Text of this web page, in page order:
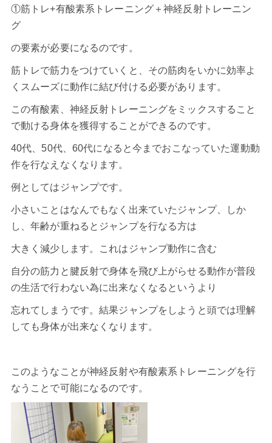
①筋トレ+有酸素系トレーニング＋神経反射トレーニン
グ
の要素が必要になるのです。
筋トレで筋力をつけていくと、その筋肉をいかに効率よ
くスムーズに動作に結び付ける必要があります。
この有酸素、神経反射トレーニングをミックスすること
で動ける身体を獲得することができるのです。
40代、50代、60代になると今までおこなっていた運動動
作を行なえなくなります。
例としてはジャンプです。
小さいことはなんでもなく出来ていたジャンプ、しか
し、年齢が重ねるとジャンプを行なる方は
大きく減少します。これはジャンプ動作に含む
自分の筋力と腱反射で身体を飛び上がらせる動作が普段
の生活で行わない為に出来なくなるというより
忘れてしまうです。結果ジャンプをしようと頭では理解
しても身体が出来なくなります。
このようなことが神経反射や有酸素系トレーニングを行
なうことで可能になるのです。